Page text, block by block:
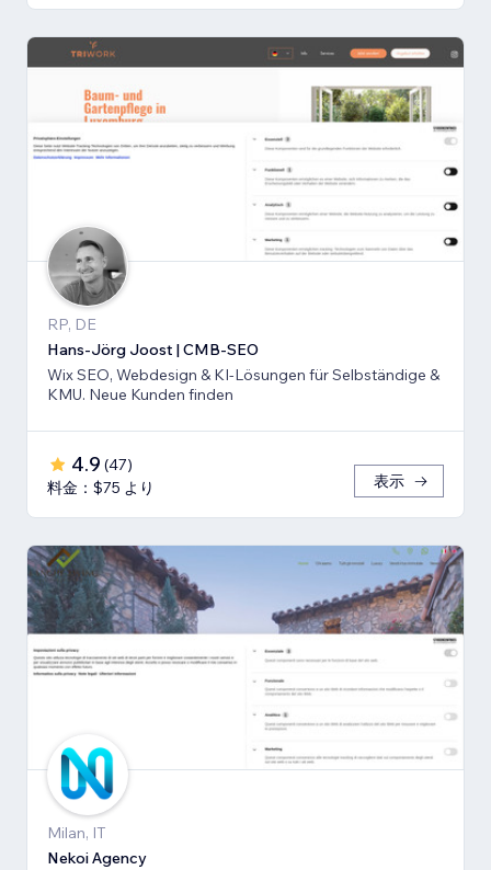
RP, DE
Hans-Jörg Joost | CMB-SEO
Wix SEO, Webdesign & KI-Lösungen für Selbständige &
KMU. Neue Kunden finden
4.9 (47)
料金：$75 より
表示
Milan, IT
Nekoi Agency